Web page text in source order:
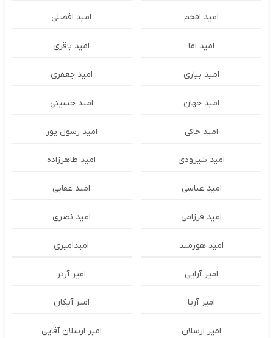
امید افخم امید افضلی
امید اما امید باقری
امید بیاری امید جعفری
امید جهان امید حسینی
امید خاکی امید رسول پور
امید شیرودی امید طاهرزاده
امید عباسی امید عقابی
امید فرزامی امید نصری
امید هورمند امیدامیری
امیر آرایی امیر آرتر
امیر آریا امیر آیکان
امیر ارسلان امیر ارسلان آقایی